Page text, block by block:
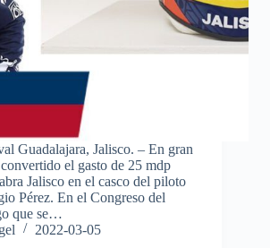
Guadalajara, Jalisco. – En gran
el gasto de 25 mdp
Jalisco en el casco del piloto
Pérez. En el Congreso del
que se…
2022-03-05